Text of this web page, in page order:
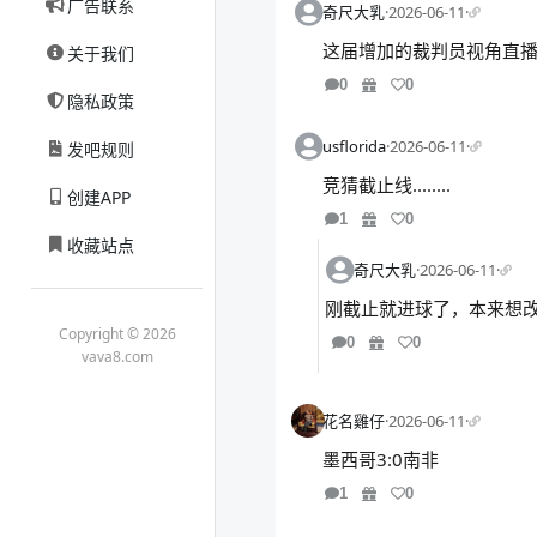
广告联系
关于我们
隐私政策
发吧规则
创建APP
收藏站点
Copyright © 2026
vava8.com
奇尺大乳·2026-06-11·
这届增加的裁判员视角直
0 0
usflorida·2026-06-11·
竞猜截止线........
1 0
奇尺大乳·2026-06-11·
刚截止就进球了，本来想
0 0
花名雞仔·2026-06-11·
墨西哥3:0南非
1 0